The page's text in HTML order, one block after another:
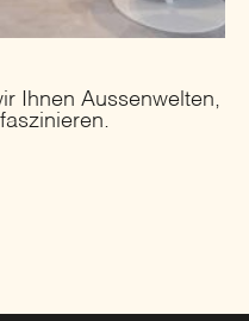
Ihnen Aussenwelten,